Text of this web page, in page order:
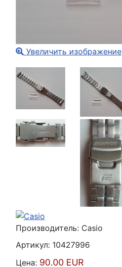
Увеличить изображение
Производитель: Casio
Артикул: 10427996
Цена: 90.00 EUR